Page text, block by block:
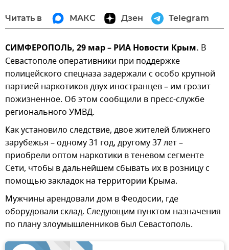
Читать в МАКС Дзен Telegram
СИМФЕРОПОЛЬ, 29 мар – РИА Новости Крым. В
Севастополе оперативники при поддержке
полицейского спецназа задержали с особо крупной
партией наркотиков двух иностранцев – им грозит
пожизненное. Об этом сообщили в пресс-службе
регионального УМВД.
Как установило следствие, двое жителей ближнего
зарубежья – одному 31 год, другому 37 лет –
приобрели оптом наркотики в теневом сегменте
Сети, чтобы в дальнейшем сбывать их в розницу с
помощью закладок на территории Крыма.
Мужчины арендовали дом в Феодосии, где
оборудовали склад. Следующим пунктом назначения
по плану злоумышленников был Севастополь.